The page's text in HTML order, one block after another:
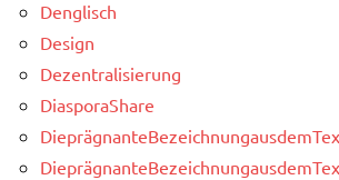
Denglisch
Design
Dezentralisierung
DiasporaShare